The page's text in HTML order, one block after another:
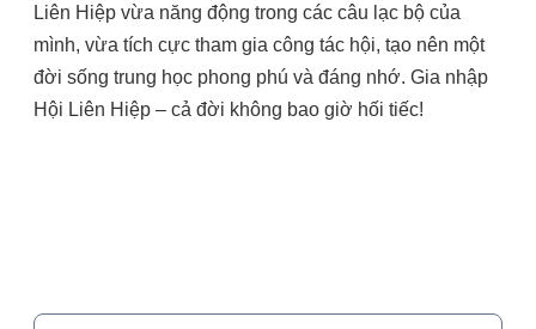
Liên Hiệp vừa năng động trong các câu lạc bộ của
mình, vừa tích cực tham gia công tác hội, tạo nên một
đời sống trung học phong phú và đáng nhớ. Gia nhập
Hội Liên Hiệp – cả đời không bao giờ hối tiếc!